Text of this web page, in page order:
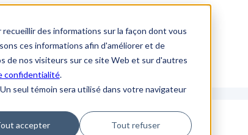
des informations sur la façon dont vous
ces informations afin d'améliorer et de
de nos visiteurs sur ce site Web et sur d'autres
confidentialité.
seul témoin sera utilisé dans votre navigateur
accepter Tout refuser